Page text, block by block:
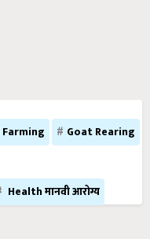
Goat Rearing
Health मानवी आरोग्य